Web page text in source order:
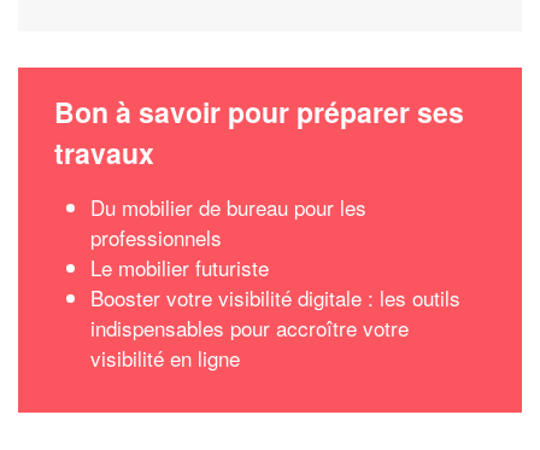
Bon à savoir pour préparer ses
travaux
Du mobilier de bureau pour les
professionnels
Le mobilier futuriste
Booster votre visibilité digitale : les outils
indispensables pour accroître votre
visibilité en ligne